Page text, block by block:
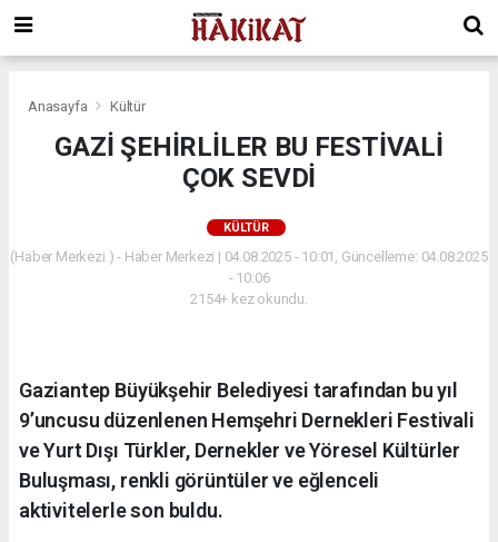
Anasayfa Kültür
GAZİ ŞEHİRLİLER BU FESTİVALİ
ÇOK SEVDİ
KÜLTÜR
(Haber Merkezi ) - Haber Merkezi | 04.08.2025 - 10:01, Güncelleme: 04.08.2025
- 10:06
2154+ kez okundu.
Gaziantep Büyükşehir Belediyesi tarafından bu yıl
9’uncusu düzenlenen Hemşehri Dernekleri Festivali
ve Yurt Dışı Türkler, Dernekler ve Yöresel Kültürler
Buluşması, renkli görüntüler ve eğlenceli
aktivitelerle son buldu.